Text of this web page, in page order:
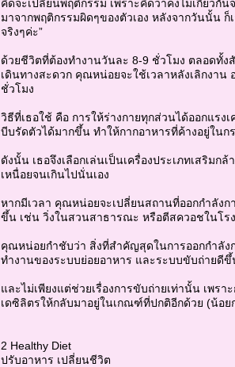
คิดจะเปลี่ยนพฤติกรรม เพราะคิดว่าคงไม่เกี่ยวกั
มาจากพฤติกรรมผิดๆของตัวเอง หลังจากวันนั้น ก็
จริงๆค่ะ”
ด้วยชีวิตที่ต้องทำงานวันละ 8-9 ชั่วโมง ตลอดทั้ง
เดินทางสะดวก คุณหน่อยจะใช้เวลาหลังเลิกงา
ชั่วโมง
วิธีที่เธอใช้ คือ การให้ร่างกายทุกส่วนได้ออกแรง
บีบรัดตัวได้มากขึ้น ทำให้กากอาหารที่ค้างอยู่ในก
ดังนั้น เธอจึงเลือกเล่นเป็นเครื่องประเภทเสริม
เหนื่อยจนเกินไปนั่นเอง
หากมีเวลา คุณหน่อยจะเปลี่ยนสถานที่ออกกำลังก
ขึ้น เช่น วิ่งในสวนสาธารณะ หรือตีสควอชในโร
คุณหน่อยกำชับว่า สิ่งที่สำคัญสุดในการออกกำลัง
ทำงานของระบบย่อยอาหาร และระบบขับถ่ายดีขึ้
และไม่เพียงแต่ช่วยเรื่องการขับถ่ายเท่านั้น เพร
เดซิลิตรให้กลับมาอยู่ในเกณฑ์ที่ปกติอีกด้วย (น้อย
2 Healthy Diet
ปรับอาหาร เปลี่ยนชีวิต